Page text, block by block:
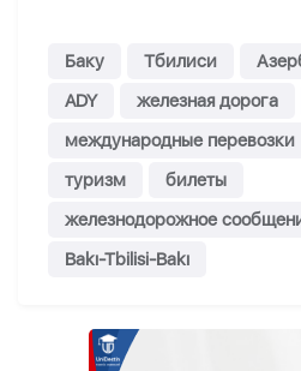
Баку Тбилиси
ADY
железная дорога
международные перевозки
туризм
билеты
железнодорожное
Bakı-Tbilisi-Bakı